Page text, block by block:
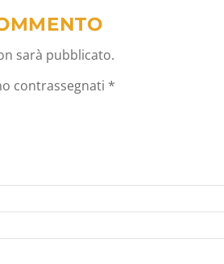
sarà pubblicato.
contrassegnati *